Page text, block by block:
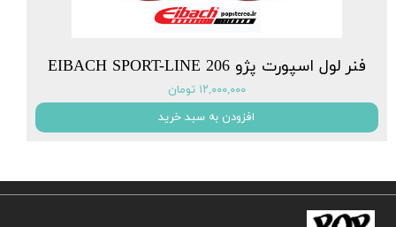
فنر لول اسپورت پژو EIBACH SPORT-LINE 206
۱۲,۰۰۰,۰۰۰ تومان
افزودن به سبد خرید